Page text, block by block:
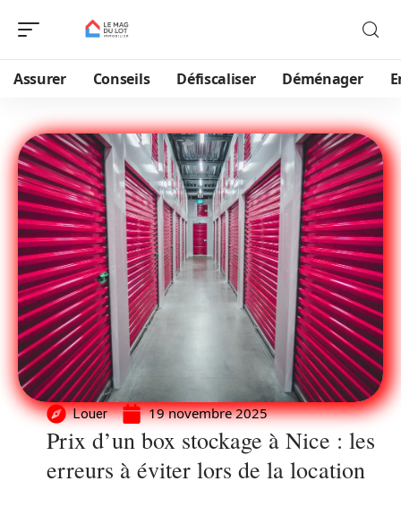
Assurer Conseils Défiscaliser Déménager
Louer 19 novembre 2025
Prix d’un box stockage à Nice : les
erreurs à éviter lors de la location